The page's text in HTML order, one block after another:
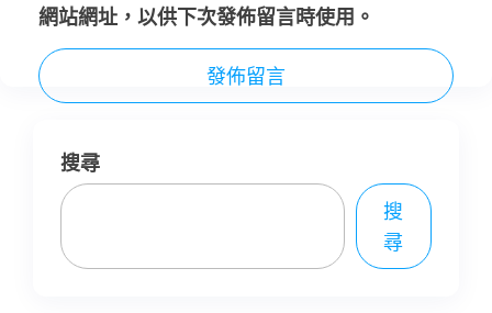
網站網址，以供下次發佈留言時使用。
搜尋
搜
尋